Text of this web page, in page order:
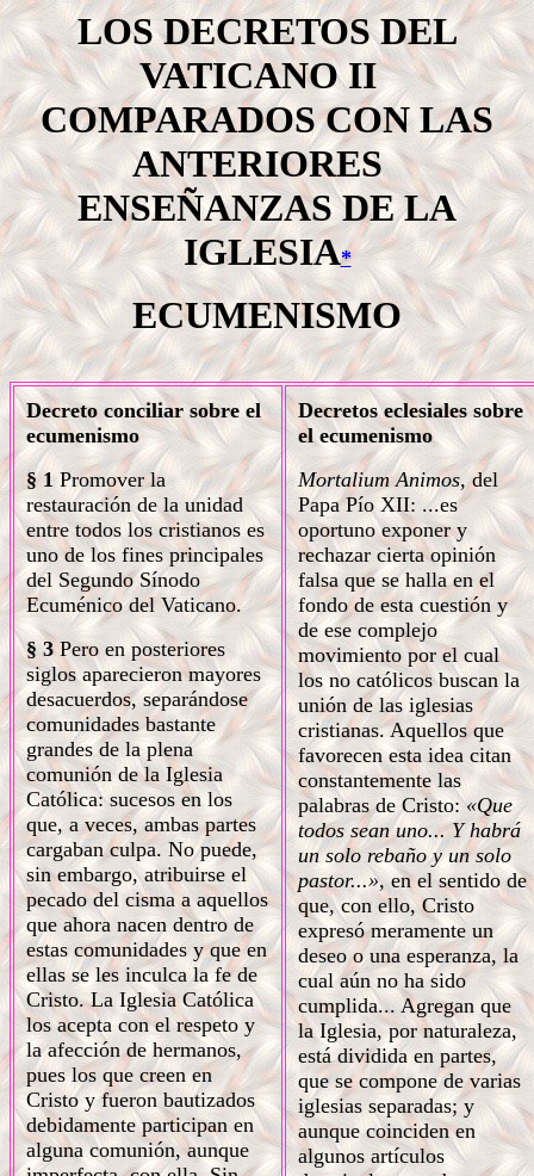
LOS DECRETOS DEL
VATICANO II
COMPARADOS CON LAS
ANTERIORES
ENSEÑANZAS DE LA
IGLESIA*
ECUMENISMO
Decreto conciliar sobre el
ecumenismo
§ 1Promover la
restauración de la unidad
entre todos los cristianos es
uno de los fines principales
del Segundo Sínodo
Ecuménico del Vaticano.
§ 3 Pero en posteriores
siglos aparecieron mayores
desacuerdos, separándose
comunidades bastante
grandes de la plena
comunión de la Iglesia
Católica: sucesos en los
que, a veces, ambas partes
cargaban culpa. No puede,
sin embargo, atribuirse el
pecado del cisma a aquellos
que ahora nacen dentro de
estas comunidades y que en
ellas se les inculca la fe de
Cristo. La Iglesia Católica
los acepta con el respeto y
la afección de hermanos,
pues los que creen en
Cristo y fueron bautizados
debidamente participan en
alguna comunión, aunque
Decretos eclesiales sobre
el ecumenismo
Mortalium Animos,del
Papa Pío XII: ...es
oportuno exponer y
rechazar cierta opinión
falsa que se halla en el
fondo de esta cuestión y
de ese complejo
movimiento por el cual
los no católicos buscan la
unión de las iglesias
cristianas. Aquellos que
favorecen esta idea citan
constantemente las
palabras de Cristo:«Que
todos sean uno... Y habrá
un solo rebaño y un solo
pastor...»,en el sentido de
que, con ello, Cristo
expresó meramente un
deseo o una esperanza, la
cual aún no ha sido
cumplida... Agregan que
la Iglesia, por naturaleza,
está dividida en partes,
que se compone de varias
iglesias separadas; y
aunque coinciden en
algunos artículos